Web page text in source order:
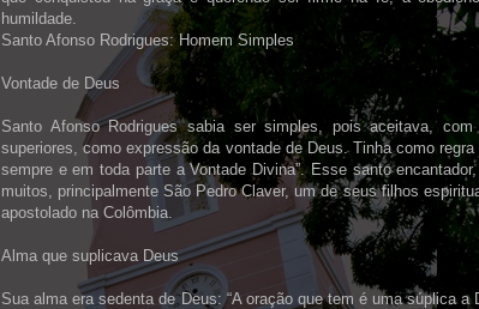
humildade.
Santo Afonso Rodrigues: Homem Simples
Vontade de Deus
Santo Afonso Rodrigues sabia ser simples, pois aceitava,
superiores, como expressão da vontade de Deus. Tinha como
sempre e em toda parte a Vontade Divina”. Esse santo
muitos, principalmente São Pedro Claver, um de seus filhos
apostolado na Colômbia.
Alma que suplicava Deus
Sua alma era sedenta de Deus: “A oração que tem é uma súplica